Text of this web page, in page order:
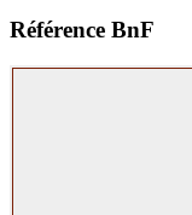
Référence BnF